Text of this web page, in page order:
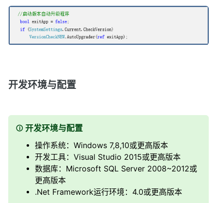
开发环境与配置
开发环境与配置
操作系统：Windows 7,8,10或更高版本
开发工具：Visual Studio 2015或更高版本
数据库：Microsoft SQL Server 2008~2012或
更高版本
.Net Framework运行环境：4.0或更高版本